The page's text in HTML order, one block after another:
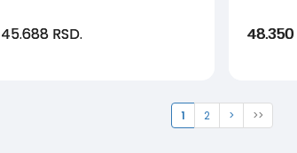
45.688 RSD. 48.350
1 2 > >>